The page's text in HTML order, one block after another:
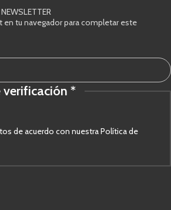
en tu navegador para completar este
verificación *
de acuerdo con nuestra Política de